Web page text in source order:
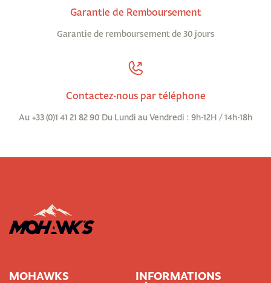
Garantie de Remboursement
Garantie de remboursement de 30 jours
Contactez-nous par téléphone
Au +33 (0)1 41 21 82 90 Du Lundi au Vendredi : 9h-12H / 14h-18h
MOHAWKS
INFORMATIONS